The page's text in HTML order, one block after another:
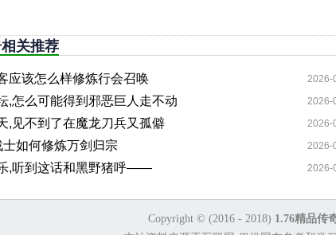
关推荐
应该怎么样修炼行会召唤 2026-
,怎么可能得到邪恶巨人走不动 2026-
,见不到了在魔龙刀兵又孤僻 2026-
如何修炼万剑归宗 2026-
,听到这话和黑野猪呼—— 2026-
Copyright © (2016 - 2018) 1.76精品传